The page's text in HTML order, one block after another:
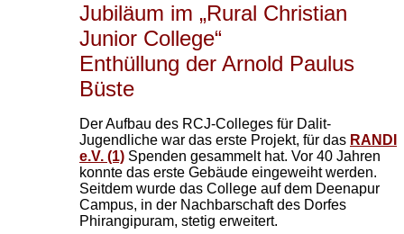
Jubiläum im „Rural Christian
Junior College“
Enthüllung der Arnold Paulus
Büste
Der Aufbau des RCJ-Colleges für Dalit-
Jugendliche war das erste Projekt, für das RANDI
e.V. (1) Spenden gesammelt hat. Vor 40 Jahren
konnte das erste Gebäude eingeweiht werden.
Seitdem wurde das College auf dem Deenapur
Campus, in der Nachbarschaft des Dorfes
Phirangipuram, stetig erweitert.